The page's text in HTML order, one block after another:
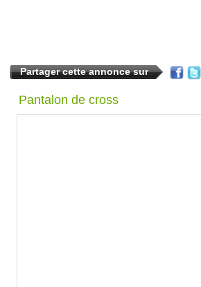
Partager cette annonce sur
Pantalon de cross